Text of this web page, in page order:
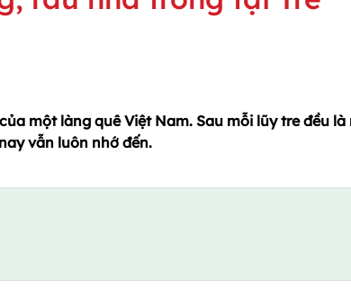
một làng quê Việt Nam. Sau mỗi lũy tre đều là
vẫn luôn nhớ đến.